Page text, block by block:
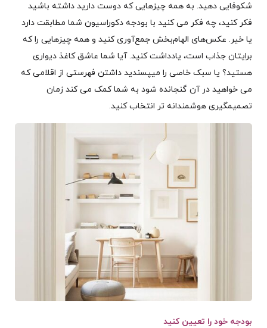
شکوفایی دهید. به همه چیزهایی که دوست دارید داشته باشید
فکر کنید، چه فکر می کنید با بودجه دکوراسیون شما مطابقت دارد
یا خیر. عکس‌های الهام‌بخش جمع‌آوری کنید و همه چیزهایی را که
برایتان جذاب است، یادداشت کنید. آیا شما عاشق کاغذ دیواری
هستید؟ یا سبک خاصی را میپسندید داشتن فهرستی از اقلامی که
می خواهید در آن گنجانده شود به شما کمک می کند زمان
تصمیمگیری هوشمندانه تر انتخاب کنید.
بودجه خود را تعیین کنید